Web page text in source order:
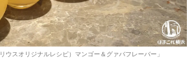
ウスオリジナルレシピ）マンゴー＆グァバフレーバー」